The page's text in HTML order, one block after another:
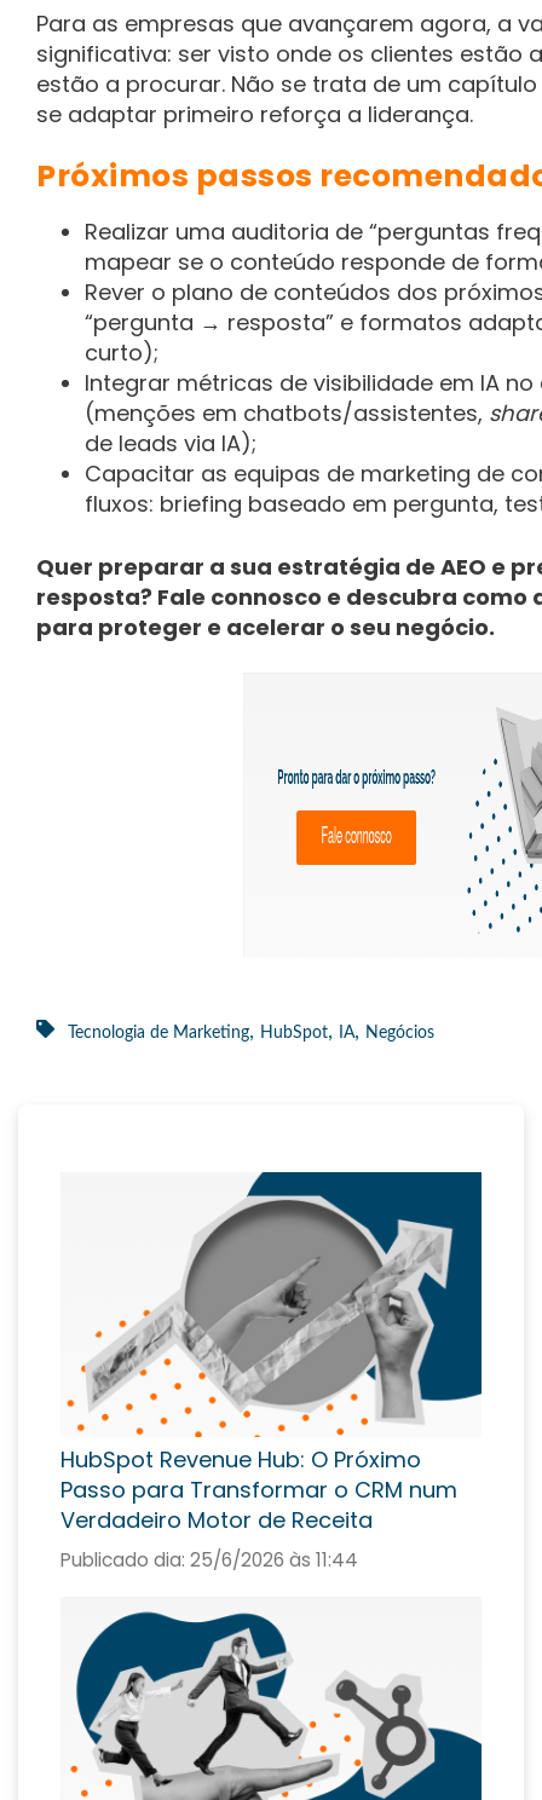
Para as empresas que avançarem agora, a
significativa: ser visto onde os clientes estão
estão a procurar. Não se trata de um
se adaptar primeiro reforça a liderança.
Próximos passos
Realizar uma auditoria de “perguntas
mapear se o conteúdo responde de
Rever o plano de conteúdos dos
“pergunta → resposta” e formatos
curto);
Integrar métricas de visibilidade em IA
(menções em chatbots/assistentes,
de leads via IA);
Capacitar as equipas de marketing de
fluxos: briefing baseado em pergunta,
Quer preparar a sua estratégia de AEO e
resposta? Fale connosco e descubra como
para proteger e acelerar o seu negócio.
Tecnologia de Marketing, HubSpot, IA, Negócios
HubSpot Revenue Hub: O Próximo
Passo para Transformar o CRM num
Verdadeiro Motor de Receita
Publicado dia: 25/6/2026 às 11:44